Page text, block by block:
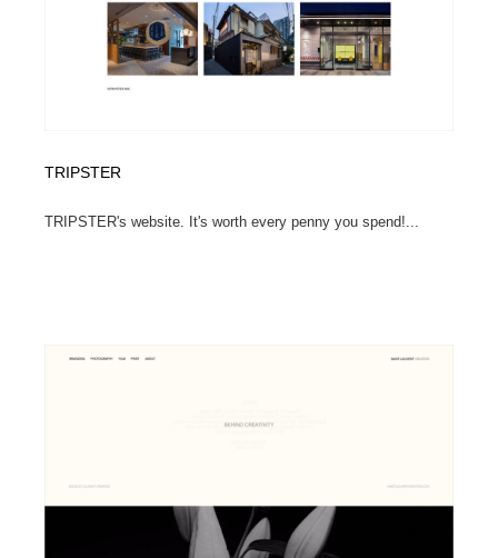
TRIPSTER
TRIPSTER's website. It's worth every penny you spend!...